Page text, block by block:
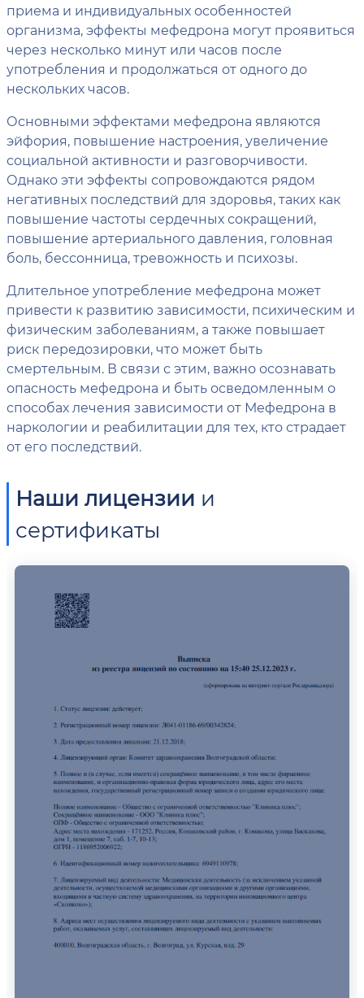
приема и индивидуальных особенностей
организма, эффекты мефедрона могут проявиться
через несколько минут или часов после
употребления и продолжаться от одного до
нескольких часов.
Основными эффектами мефедрона являются
эйфория, повышение настроения, увеличение
социальной активности и разговорчивости.
Однако эти эффекты сопровождаются рядом
негативных последствий для здоровья, таких как
повышение частоты сердечных сокращений,
повышение артериального давления, головная
боль, бессонница, тревожность и психозы.
Длительное употребление мефедрона может
привести к развитию зависимости, психическим и
физическим заболеваниям, а также повышает
риск передозировки, что может быть
смертельным. В связи с этим, важно осознавать
опасность мефедрона и быть осведомленным о
способах лечения зависимости от Мефедрона в
наркологии и реабилитации для тех, кто страдает
от его последствий.
Наши лицензии и
сертификаты